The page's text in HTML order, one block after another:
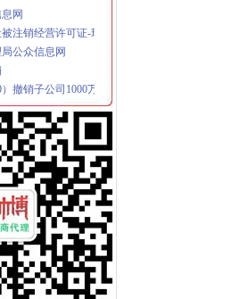
注销经营许可证-环球旅讯（TravelDaily）
公众信息网
撤销子公司1000万元_股票频道_同花顺财经
革取消分公司倚重经销商-企业动态
识取消三年申请资格|人居环境科技网|科技改善人
司注销_公司注销流程_北京公司注销代理
峰白莲公司注销服务_公司注销代理_公司注销费用
分公司年检、注销律师-免费律咨询-华律网
注销或变更,吊销转注销,来了就让您满意,【今日
被吊销了会怎样用不用转为注销专业代办_北京公司注
办子公司分公司注册流程及价格工商注销】-赣州易
销
业执照后仍“正常经营”多难监管_新浪新闻